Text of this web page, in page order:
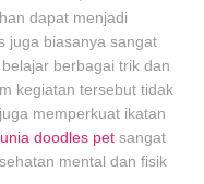
dapat menjadi
juga biasanya sangat
berbagai trik dan
kegiatan tersebut tidak
memperkuat ikatan
doodles pet sangat
mental dan fisik